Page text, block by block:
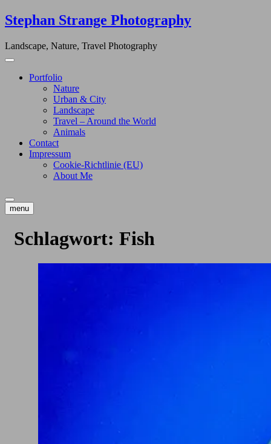
Skip
to
Stephan Strange Photography
Landscape, Nature, Travel Photography
Portfolio
Nature
Urban & City
Landscape
Travel – Around the World
Animals
Contact
Impressum
Cookie-Richtlinie (EU)
About Me
menu
Schlagwort: Fish